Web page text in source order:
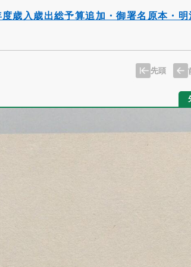
歳入歳出総予算追加・御署名原本・
先頭